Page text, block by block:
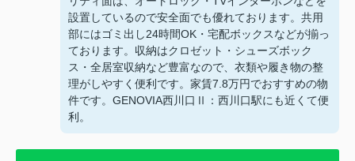
設置しているので安全面でも優れております。共用
部にはゴミ出し24時間OK・宅配ボックスなどが揃っ
ております。収納はクロゼット・シューズボック
ス・全居室収納など豊富なので、衣類や履き物の整
理がしやすく便利です。家賃7.8万円でおすすめの物
件です。GENOVIA西川口Ⅱ：西川口駅にも近くて便
利。